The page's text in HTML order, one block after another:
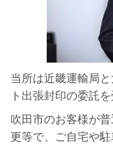
当所は近畿運輸局
ト出張封印の委託
吹田市のお客様が
更等で、ご自宅や